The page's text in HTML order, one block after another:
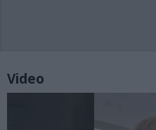
Video